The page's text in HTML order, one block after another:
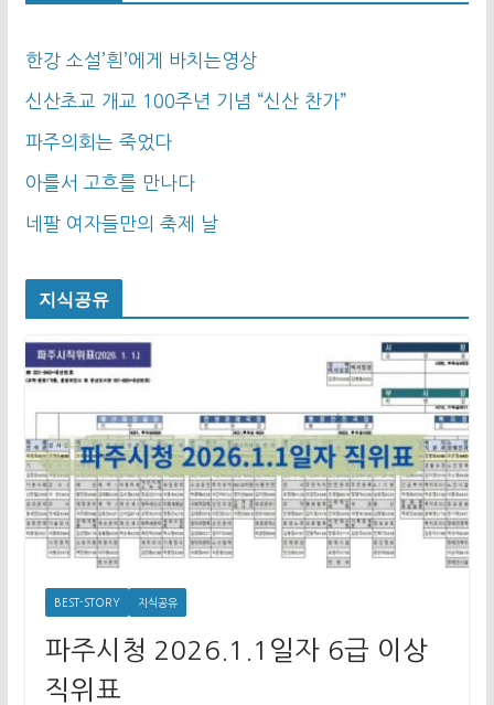
한강 소설’흰’에게 바치는영상
신산초교 개교 100주년 기념 “신산 찬가”
파주의회는 죽었다
아를서 고흐를 만나다
네팔 여자들만의 축제 날
지식공유
BEST-STORY 지식공유
파주시청 2026.1.1일자 6급 이상
직위표